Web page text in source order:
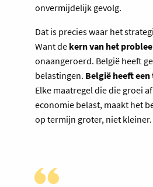
onvermijdelijk gevolg.
Dat is precies waar het
Want de kern van het
onaangeroerd. België heeft
belastingen. België heeft
Elke maatregel die die groei
economie belast, maakt het
op termijn groter, niet kleiner.